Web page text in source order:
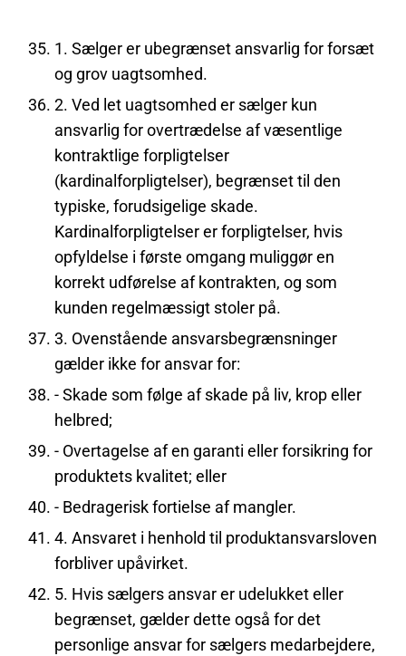
1. Sælger er ubegrænset ansvarlig for forsæt
og grov uagtsomhed.
2. Ved let uagtsomhed er sælger kun
ansvarlig for overtrædelse af væsentlige
kontraktlige forpligtelser
(kardinalforpligtelser), begrænset til den
typiske, forudsigelige skade.
Kardinalforpligtelser er forpligtelser, hvis
opfyldelse i første omgang muliggør en
korrekt udførelse af kontrakten, og som
kunden regelmæssigt stoler på.
3. Ovenstående ansvarsbegrænsninger
gælder ikke for ansvar for:
- Skade som følge af skade på liv, krop eller
helbred;
- Overtagelse af en garanti eller forsikring for
produktets kvalitet; eller
- Bedragerisk fortielse af mangler.
4. Ansvaret i henhold til produktansvarsloven
forbliver upåvirket.
5. Hvis sælgers ansvar er udelukket eller
begrænset, gælder dette også for det
personlige ansvar for sælgers medarbejdere,